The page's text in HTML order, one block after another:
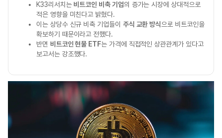
K33리서치는 비트코인 비축 기업의 증가는 시장에 상대적으로
적은 영향을 미친다고 밝혔다.
이는 상당수 신규 비축 기업들이 주식 교환 방식으로 비트코인을
확보하기 때문이라고 전했다.
반면 비트코인 현물 ETF는 가격에 직접적인 상관관계가 있다고
보고서는 강조했다.